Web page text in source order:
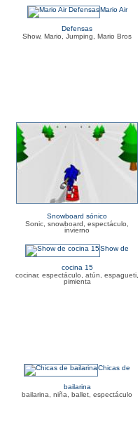
Mario Air
Defensas
Show, Mario, Jumping, Mario Bros
Snowboard sónico
Sonic, snowboard, espectáculo,
invierno
Show de
cocina 15
cocinar, espectáculo, atún, espagueti,
pimienta
Chicas de
bailarina
bailarina, niña, ballet, espectáculo